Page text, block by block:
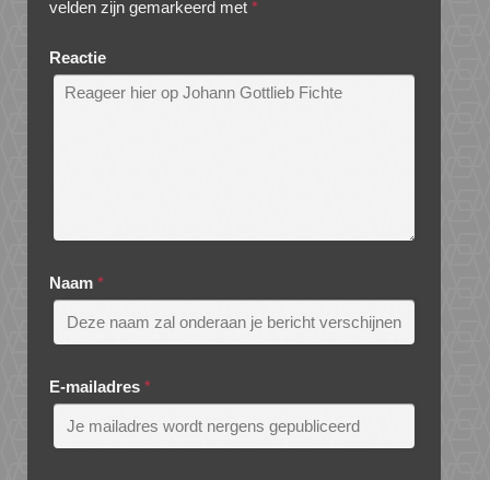
velden zijn gemarkeerd met *
Reactie
Naam *
E-mailadres *